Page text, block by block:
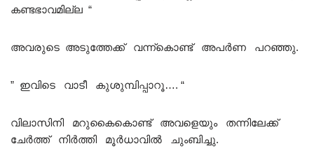
കണ്ടഭാവമില്ല “
അവരുടെ അടുത്തേക്ക് വന്ന്കൊണ്ട് അപർണ പറഞ്ഞു.
” ഇവിടെ വാടീ കുശുമ്പിപ്പാറൂ…. “
വിലാസിനി മറുകൈകൊണ്ട് അവളെയും തന്നിലേക്ക്
ചേർത്ത് നിർത്തി മൂർധാവിൽ ചുംബിച്ചു.